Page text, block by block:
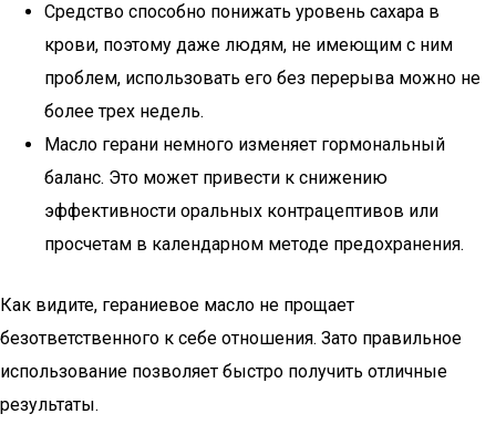
Средство способно понижать уровень сахара в
крови, поэтому даже людям, не имеющим с ним
проблем, использовать его без перерыва можно не
более трех недель.
Масло герани немного изменяет гормональный
баланс. Это может привести к снижению
эффективности оральных контрацептивов или
просчетам в календарном методе предохранения.
Как видите, гераниевое масло не прощает
безответственного к себе отношения. Зато правильное
использование позволяет быстро получить отличные
результаты.